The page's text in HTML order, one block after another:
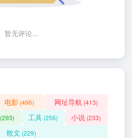
暂无评论...
电影 (496) 网址导航 (413)
(293) 工具(256) 小说 (233)
散文 (229)